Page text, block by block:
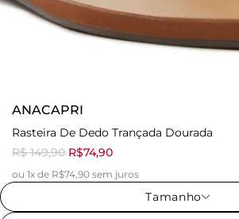
ANACAPRI
Rasteira De Dedo Trançada Dourada
R$ 149,90 R$74,90
ou 1x de R$74,90 sem juros
Tamanho